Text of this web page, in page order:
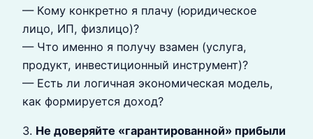
— Кому конкретно я плачу (юридическое
лицо, ИП, физлицо)?
— Что именно я получу взамен (услуга,
продукт, инвестиционный инструмент)?
— Есть ли логичная экономическая модель,
как формируется доход?
3. Не доверяйте «гарантированной» прибыли